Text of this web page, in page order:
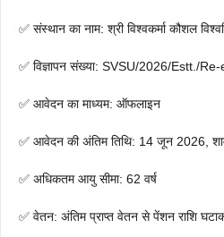
✅ संस्थान का नाम: श्री विश्वकर्मा कौशल
✅ विज्ञापन संख्या: SVSU/2026/Estt./
✅ आवेदन का माध्यम: ऑफलाइन
✅ आवेदन की अंतिम तिथि: 14 जून 2026,
✅ अधिकतम आयु सीमा: 62 वर्ष
✅ वेतन: अंतिम प्राप्त वेतन से पेंशन राशि